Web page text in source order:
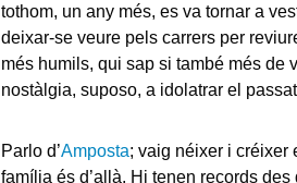
tothom, un any més, es va tornar a
deixar-se veure pels carrers per
més humils, qui sap si també més de
nostàlgia, suposo, a idolatrar el
Parlo d’Amposta; vaig néixer i créixer
família és d’allà. Hi tenen records